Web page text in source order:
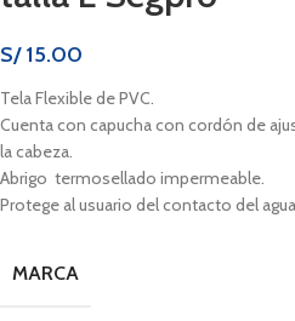
S/15.00
Tela Flexible de PVC.
Cuenta con capucha con cordón de
la cabeza.
Abrigo termosellado impermeable.
Protege al usuario del contacto del
MARCA